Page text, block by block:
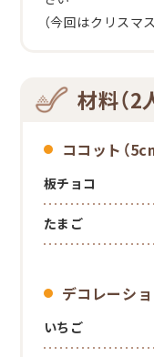
（今回はクリスマ
材料（2
ココット（
板チョコ
たまご
デコレーシ
いちご